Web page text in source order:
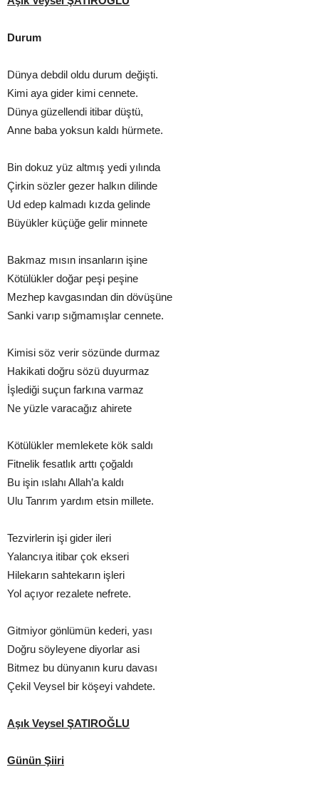
Durum
Dünya debdil oldu durum değişti.
Kimi aya gider kimi cennete.
Dünya güzellendi itibar düştü,
Anne baba yoksun kaldı hürmete.
Bin dokuz yüz altmış yedi yılında
Çirkin sözler gezer halkın dilinde
Ud edep kalmadı kızda gelinde
Büyükler küçüğe gelir minnete
Bakmaz mısın insanların işine
Kötülükler doğar peşi peşine
Mezhep kavgasından din dövüşüne
Sanki varıp sığmamışlar cennete.
Kimisi söz verir sözünde durmaz
Hakikati doğru sözü duyurmaz
İşlediği suçun farkına varmaz
Ne yüzle varacağız ahirete
Kötülükler memlekete kök saldı
Fitnelik fesatlık arttı çoğaldı
Bu işin ıslahı Allah’a kaldı
Ulu Tanrım yardım etsin millete.
Tezvirlerin işi gider ileri
Yalancıya itibar çok ekseri
Hilekarın sahtekarın işleri
Yol açıyor rezalete nefrete.
Gitmiyor gönlümün kederi, yası
Doğru söyleyene diyorlar asi
Bitmez bu dünyanın kuru davası
Çekil Veysel bir köşeyi vahdete.
Aşık Veysel ŞATIROĞLU
Günün Şiiri